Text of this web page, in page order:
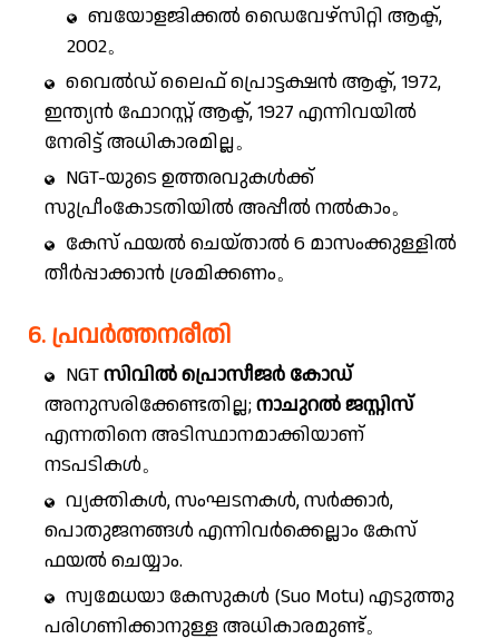
ബയോളജിക്കൽ ഡൈവേഴ്സിറ്റി ആക്ട്,
2002。
വൈൽഡ് ലൈഫ് പ്രൊട്ടക്ഷൻ ആക്ട്, 1972,
ഇന്ത്യൻ ഫോറസ്റ്റ് ആക്ട്, 1927 എന്നിവയിൽ
നേരിട്ട് അധികാരമില്ല。
NGT-യുടെ ഉത്തരവുകൾക്ക്
സുപ്രീംകോടതിയിൽ അപ്പീൽ നൽകാം。
കേസ് ഫയൽ ചെയ്താൽ 6 മാസംക്കുള്ളിൽ
തീർപ്പാക്കാൻ ശ്രമിക്കണം。
6. പ്രവർത്തനരീതി
NGTസിവിൽ പ്രൊസീജർ കോഡ്
അനുസരിക്കേണ്ടതില്ല; നാചുറൽ ജസ്റ്റിസ്
എന്നതിനെ അടിസ്ഥാനമാക്കിയാണ്
നടപടികൾ。
വ്യക്തികൾ, സംഘടനകൾ, സർക്കാർ,
പൊതുജനങ്ങൾ എന്നിവർക്കെല്ലാം കേസ്
ഫയൽ ചെയ്യാം.
സ്വമേധയാ കേസുകൾ (Suo Motu) എടുത്തു
പരിഗണിക്കാനുള്ള അധികാരമുണ്ട്。